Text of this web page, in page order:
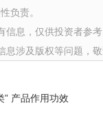
负责。
信息，仅供投资者参
息涉及版权等问题，
” 产品作用功效